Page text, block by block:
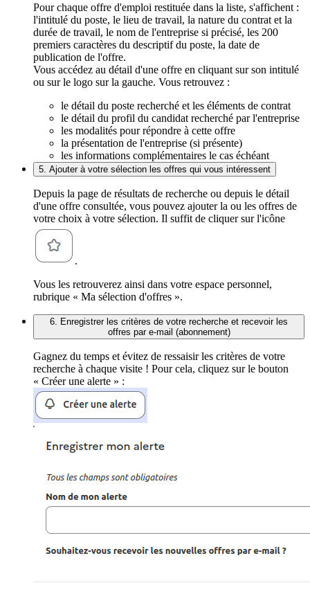
Pour chaque offre d'emploi restituée dans la liste, s'affichent :
l'intitulé du poste, le lieu de travail, la nature du contrat et la
durée de travail, le nom de l'entreprise si précisé, les 200
premiers caractères du descriptif du poste, la date de
publication de l'offre.
Vous accédez au détail d'une offre en cliquant sur son intitulé
ou sur le logo sur la gauche. Vous retrouvez :
le détail du poste recherché et les éléments de contrat
le détail du profil du candidat recherché par l'entreprise
les modalités pour répondre à cette offre
la présentation de l'entreprise (si présente)
les informations complémentaires le cas échéant
5. Ajouter à votre sélection les offres qui vous intéressent
Depuis la page de résultats de recherche ou depuis le détail
d'une offre consultée, vous pouvez ajouter la ou les offres de
votre choix à votre sélection. Il suffit de cliquer sur l'icône
.
Vous les retrouverez ainsi dans votre espace personnel,
rubrique « Ma sélection d'offres ».
6. Enregistrer les critères de votre recherche et recevoir les
offres par e-mail (abonnement)
Gagnez du temps et évitez de ressaisir les critères de votre
recherche à chaque visite ! Pour cela, cliquez sur le bouton
« Créer une alerte » :